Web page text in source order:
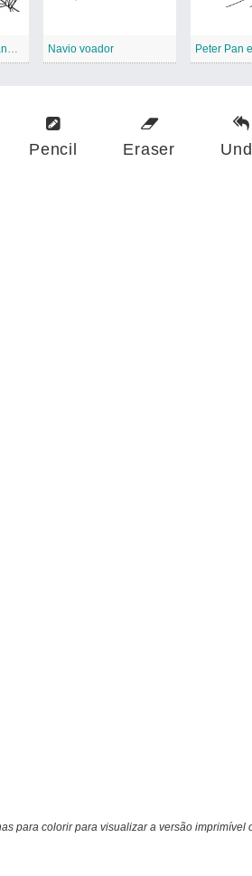
Navio voador Peter Pan
Pencil Eraser
para colorir para visualizar a versão imprimível